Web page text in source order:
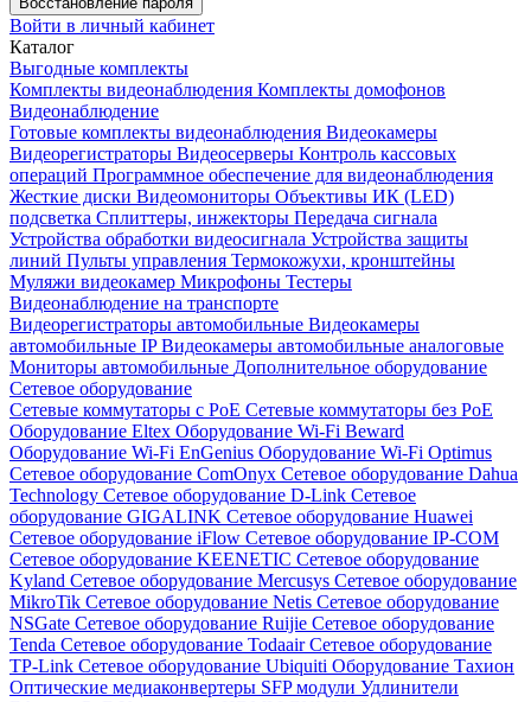
Войти в личный кабинет
Каталог
Выгодные комплекты
Комплекты видеонаблюдения Комплекты домофонов
Видеонаблюдение
Готовые комплекты видеонаблюдения Видеокамеры
Видеорегистраторы Видеосерверы Контроль кассовых
операций Программное обеспечение для видеонаблюдения
Жесткие диски Видеомониторы Объективы ИК (LED)
подсветка Сплиттеры, инжекторы Передача сигнала
Устройства обработки видеосигнала Устройства защиты
линий Пульты управления Термокожухи, кронштейны
Муляжи видеокамер Микрофоны Тестеры
Видеонаблюдение на транспорте
Видеорегистраторы автомобильные Видеокамеры
автомобильные IPВидеокамеры автомобильные аналоговые
Мониторы автомобильные Дополнительное оборудование
Сетевое оборудование
Сетевые коммутаторы с РоЕ Сетевые коммутаторы без РоЕ
Оборудование Eltex Оборудование Wi-Fi Beward
Оборудование Wi-Fi EnGenius Оборудование Wi-Fi Optimus
Сетевое оборудование ComOnyx Сетевое оборудование Dahua
Technology Сетевое оборудование D-Link Сетевое
оборудование GIGALINK Сетевое оборудование Huawei
Сетевое оборудование iFlow Сетевое оборудование IP-COM
Сетевое оборудование KEENETIC Сетевое оборудование
Kyland Сетевое оборудование Mercusys Сетевое оборудование
MikroTik Сетевое оборудование Netis Сетевое оборудование
NSGate Сетевое оборудование Ruijie Сетевое оборудование
Tenda Сетевое оборудование TodaairСетевое оборудование
TP-Link Сетевое оборудование Ubiquiti Оборудование Тахион
Оптические медиаконвертеры SFP модули Удлинители